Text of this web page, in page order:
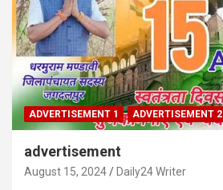
ADVERTISEMENT 1 ADVERTISEMENT 2
advertisement
August 15, 2024 Daily24 Writer